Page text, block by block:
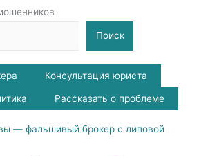
Поиск
Консультация юриста
Рассказать о проблеме
— фальшивый брокер с липовой